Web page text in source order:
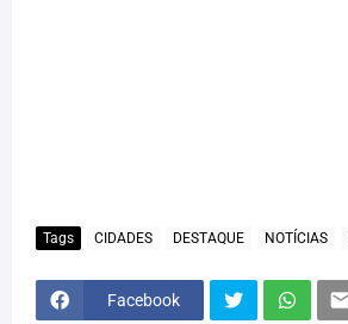
Tags CIDADES DESTAQUE NOTÍCIAS
Facebook